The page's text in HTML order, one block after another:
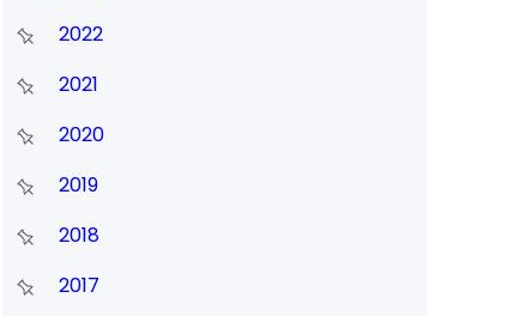
2022
2021
2020
2019
2018
2017